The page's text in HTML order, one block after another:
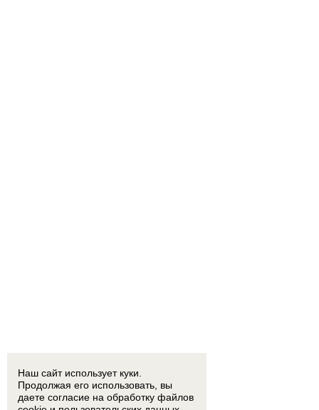
Наш сайт использует куки.
Продолжая его использовать, вы
даете согласие на обработку файлов